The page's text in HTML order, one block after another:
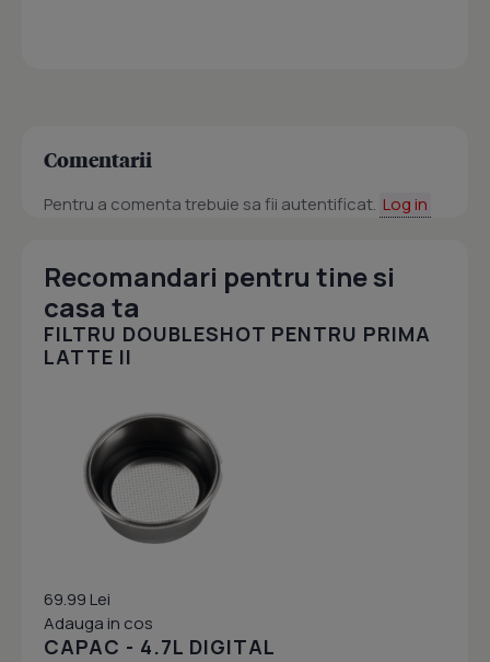
Comentarii
Pentru a comenta trebuie sa fii autentificat. Log in
Recomandari pentru tine si
casa ta
FILTRU DOUBLESHOT PENTRU PRIMA
LATTE II
69.99 Lei
Adauga in cos
CAPAC - 4.7L DIGITAL